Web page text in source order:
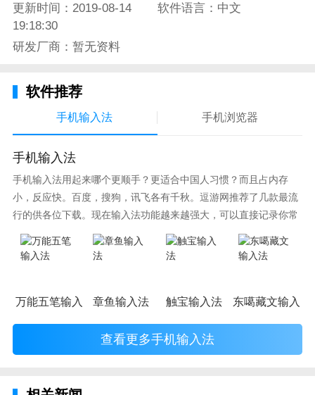
【支持离线测颜值】超强的人脸定位算法，不用上传图
片，不用担心隐私安全，我们这款支持人脸离线识别的
相册产品，一键甄别你的颜值水平。
【平行世界里难分真实与幻境】镜像功能可将图片迅速
翻转，横向与纵向镜面对称，创造惊人视觉冲击。
作极坐标效果。站在宇宙的另一端，俯瞰这个球形世
【蒙版功能让你妙手生花】图片蒙版功能，擦出你想要
的效果，释放你的作图才华。
【把你的故事唱成一首歌】音乐相册让你创作属于自己
的MV，用音乐说出你的故事。多款精美模板、海量优
使用过一次理理相册就能带你不一样的修图体验，注重
细节，追求完美是理理相册的基本原则。绝不蒙混过
更新时间：2019-08-14
19:18:30
软件语言：中文
研发厂商：暂无资料
软件推荐
手机输入法 手机浏览器
手机输入法
手机输入法用起来哪个更顺手？更适合中国人习惯？而且占内存
小，反应快。百度，搜狗，讯飞各有千秋。逗游网推荐了几款最流
行的供各位下载。现在输入法功能越来越强大，可以直接记录你常
使用的词语，并且还有各种新鲜好玩的表情，一款好的输入法直接
影响到你的打字速度哦。
万能五笔输入法章鱼输入法 触宝输入法 东噶藏文输入法
查看更多手机输入法